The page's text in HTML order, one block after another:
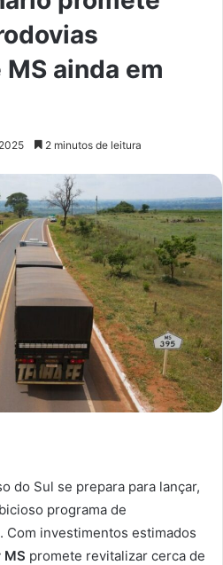
ainda em
2 minutos de leitura
do Sul se prepara para lançar,
programa de
Com investimentos estimados
MS promete revitalizar cerca de